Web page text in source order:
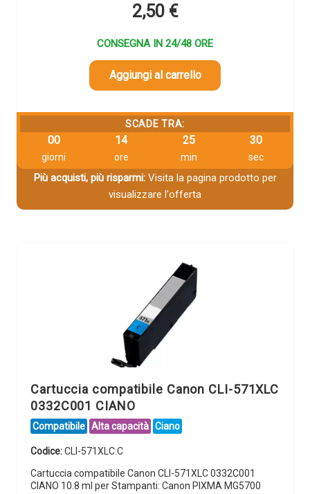
2,50 €
CONSEGNA IN 24/48 ORE
Aggiungi al carrello
SCADE TRA:
00
giorni
14
ore
25
min
29
sec
Più acquisti, più risparmi:Visita la pagina prodotto per
visualizzare l'offerta
Cartuccia compatibile Canon CLI-571XLC
0332C001 CIANO
Compatibile Alta capacità Ciano
Codice:CLI-571XLC.C
Cartuccia compatibile Canon CLI-571XLC 0332C001
CIANO 10.8 ml per Stampanti: Canon PIXMA MG5700